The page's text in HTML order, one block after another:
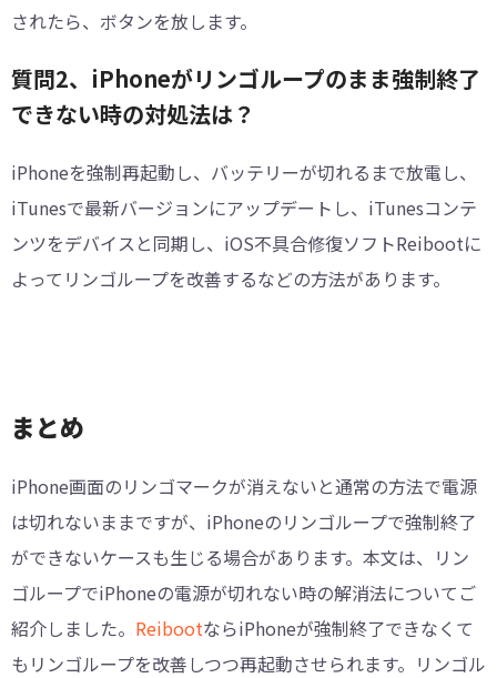
されたら、ボタンを放します。
質問2、iPhoneがリンゴループのまま強制終了
できない時の対処法は？
iPhoneを強制再起動し、バッテリーが切れるまで放電し、
iTunesで最新バージョンにアップデートし、iTunesコンテ
ンツをデバイスと同期し、iOS不具合修復ソフトReibootに
よってリンゴループを改善するなどの方法があります。
まとめ
iPhone画面のリンゴマークが消えないと通常の方法で電源
は切れないままですが、iPhoneのリンゴループで強制終了
ができないケースも生じる場合があります。本文は、リン
ゴループでiPhoneの電源が切れない時の解消法についてご
紹介しました。 ReibootならiPhoneが強制終了できなくて
もリンゴループを改善しつつ再起動させられます。リンゴル